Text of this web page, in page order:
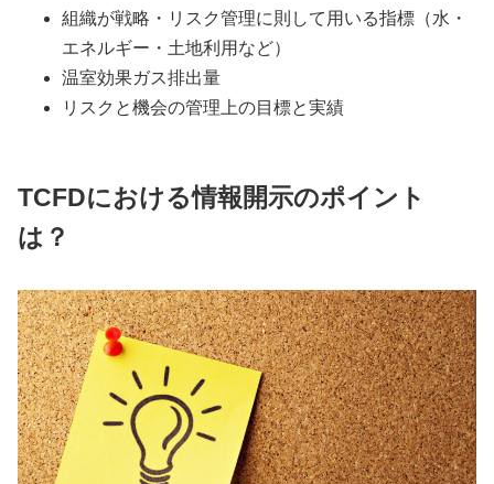
組織が戦略・リスク管理に則して用いる指標（水・
エネルギー・土地利用など）
温室効果ガス排出量
リスクと機会の管理上の目標と実績
TCFDにおける情報開示のポイント
は？